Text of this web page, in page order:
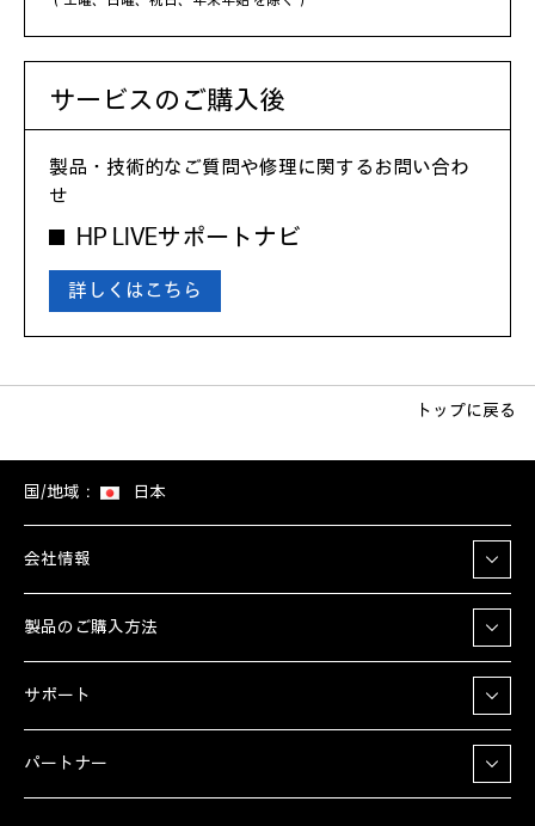
サービスのご購入後
製品・技術的なご質問や修理に関するお問い合わ
せ
HP LIVEサポートナビ
詳しくはこちら
トップに戻る
国/地域： 日本
会社情報
製品のご購入方法
サポート
パートナー